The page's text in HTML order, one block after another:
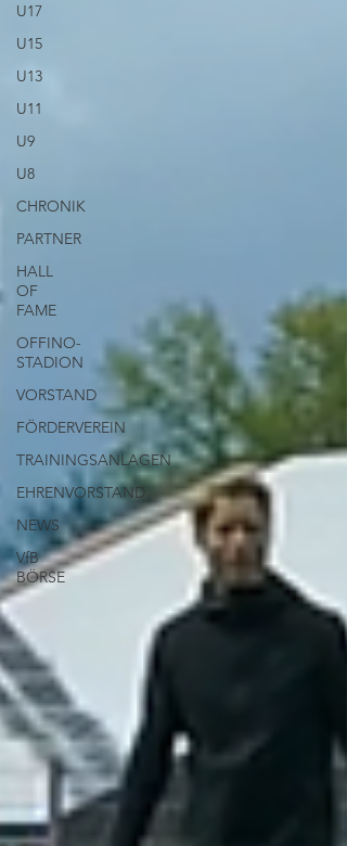
U17
U15
U13
U11
U9
U8
CHRONIK
PARTNER
HALL
OF
FAME
OFFINO-
STADION
VORSTAND
FÖRDERVEREIN
TRAININGSANLAGEN
EHRENVORSTAND
NEWS
VfB
BÖRSE